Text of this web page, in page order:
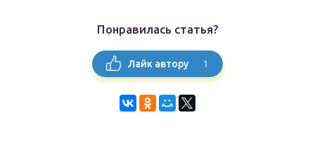
Понравилась статья?
Лайк автору 1